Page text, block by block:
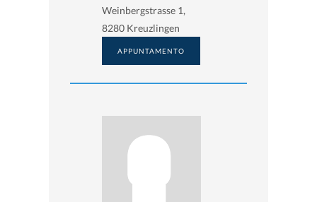
Weinbergstrasse 1,
8280 Kreuzlingen
APPUNTAMENTO